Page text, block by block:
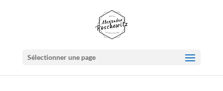
Sélectionner une page